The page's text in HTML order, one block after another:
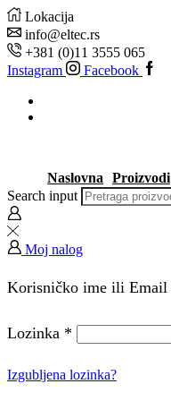
Lokacija
info@eltec.rs
+381 (0)11 3555 065
Instagram
Facebook
Naslovna Proizvodi
Search input
Moj nalog
Korisničko ime ili Email
Lozinka *
Izgubljena lozinka?